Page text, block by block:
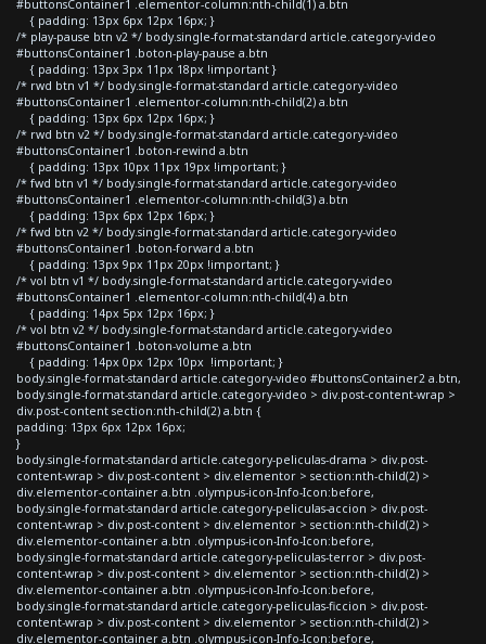
#buttonsContainer1 .elementor-column:nth-child(1) a.btn
{ padding: 13px 6px 12px 16px; }
/* play-pause btn v2 */ body.single-format-standard article.category-video
#buttonsContainer1 .boton-play-pause a.btn
{ padding: 13px 3px 11px 18px !important }
/* rwd btn v1 */ body.single-format-standard article.category-video
#buttonsContainer1 .elementor-column:nth-child(2) a.btn
{ padding: 13px 6px 12px 16px; }
/* rwd btn v2 */ body.single-format-standard article.category-video
#buttonsContainer1 .boton-rewind a.btn
{ padding: 13px 10px 11px 19px !important; }
/* fwd btn v1 */ body.single-format-standard article.category-video
#buttonsContainer1 .elementor-column:nth-child(3) a.btn
{ padding: 13px 6px 12px 16px; }
/* fwd btn v2 */ body.single-format-standard article.category-video
#buttonsContainer1 .boton-forward a.btn
{ padding: 13px 9px 11px 20px !important; }
/* vol btn v1 */ body.single-format-standard article.category-video
#buttonsContainer1 .elementor-column:nth-child(4) a.btn
{ padding: 14px 5px 12px 16px; }
/* vol btn v2 */ body.single-format-standard article.category-video
#buttonsContainer1 .boton-volume a.btn
{ padding: 14px 0px 12px 10px !important; }
body.single-format-standard article.category-video #buttonsContainer2 a.btn,
body.single-format-standard article.category-video > div.post-content-wrap >
div.post-content section:nth-child(2) a.btn {
padding: 13px 6px 12px 16px;
}
body.single-format-standard article.category-peliculas-drama > div.post-
content-wrap > div.post-content > div.elementor > section:nth-child(2) >
div.elementor-container a.btn .olympus-icon-Info-Icon:before,
body.single-format-standard article.category-peliculas-accion > div.post-
content-wrap > div.post-content > div.elementor > section:nth-child(2) >
div.elementor-container a.btn .olympus-icon-Info-Icon:before,
body.single-format-standard article.category-peliculas-terror > div.post-
content-wrap > div.post-content > div.elementor > section:nth-child(2) >
div.elementor-container a.btn .olympus-icon-Info-Icon:before,
body.single-format-standard article.category-peliculas-ficcion > div.post-
content-wrap > div.post-content > div.elementor > section:nth-child(2) >
div.elementor-container a.btn .olympus-icon-Info-Icon:before,